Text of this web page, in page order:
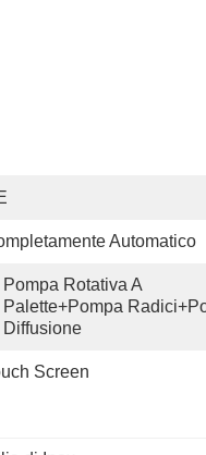
Automatico
Pompa Rotativa A
Palette+pompa
Diffusione
Screen